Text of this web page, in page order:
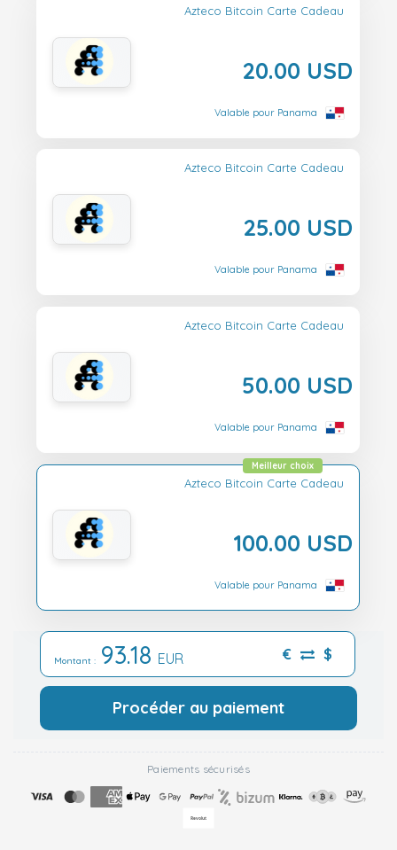
Azteco Bitcoin Carte Cadeau
20.00 USD
Valable pour Panama
Azteco Bitcoin Carte Cadeau
25.00 USD
Valable pour Panama
Azteco Bitcoin Carte Cadeau
50.00 USD
Valable pour Panama
Azteco Bitcoin Carte Cadeau
100.00 USD
Meilleur choix
Valable pour Panama
Montant : 93.18 EUR € $
Procéder au paiement
Paiements sécurisés